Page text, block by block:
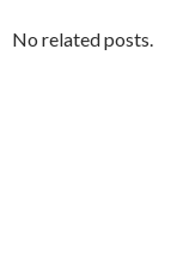
No related posts.